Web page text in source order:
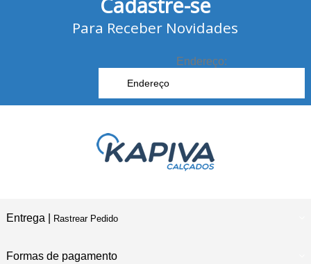
no Boleto Bancário e Pix
Para Receber Novidades
Endereço:
Entrega | Rastrear Pedido
Formas de pagamento